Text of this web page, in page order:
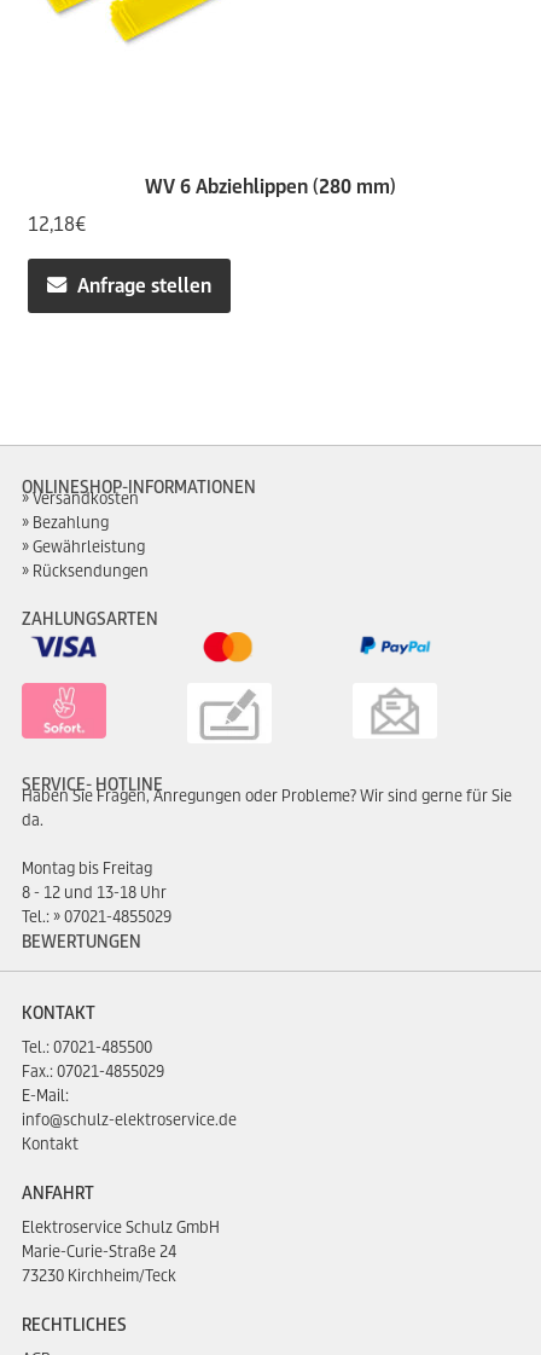
WV 6 Abziehlippen (280 mm)
12,18€
Anfrage stellen
ONLINESHOP-INFORMATIONEN
Versandkosten
Bezahlung
Gewährleistung
Rücksendungen
ZAHLUNGSARTEN
SERVICE- HOTLINE
Haben Sie Fragen, Anregungen oder Probleme? Wir sind gerne für Sie
da.
Montag bis Freitag
8 - 12 und 13-18 Uhr
Tel.: 07021-4855029
BEWERTUNGEN
KONTAKT
Tel.:07021-485500
Fax.: 07021-4855029
E-Mail:
info@schulz-elektroservice.de
Kontakt
ANFAHRT
Elektroservice Schulz GmbH
Marie-Curie-Straße 24
73230 Kirchheim/Teck
RECHTLICHES